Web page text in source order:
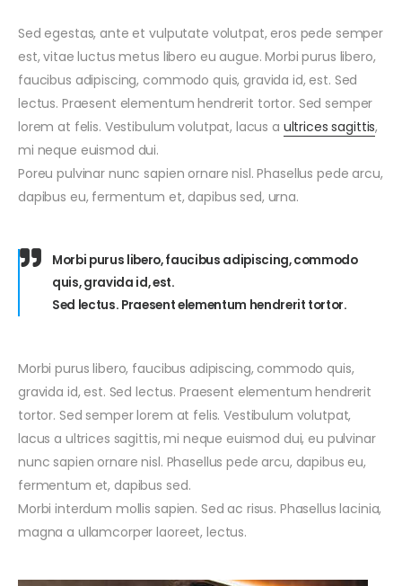
24X7
EMERGENCY
byJohn Doe
Sed egestas, ante et vulputate volutpat, eros pede semper
est, vitae luctus metus libero eu augue. Morbi purus libero,
faucibus adipiscing, commodo quis, gravida id, est. Sed
lectus. Praesent elementum hendrerit tortor. Sed semper
lorem at felis. Vestibulum volutpat, lacus a ultrices sagittis,
mi neque euismod dui.
Poreu pulvinar nunc sapien ornare nisl. Phasellus pede arcu,
dapibus eu, fermentum et, dapibus sed, urna.
Morbi purus libero, faucibus adipiscing, commodo
quis, gravida id, est.
Sed lectus. Praesent elementum hendrerit tortor.
Morbi purus libero, faucibus adipiscing, commodo quis,
gravida id, est. Sed lectus. Praesent elementum hendrerit
tortor. Sed semper lorem at felis. Vestibulum volutpat,
lacus a ultrices sagittis, mi neque euismod dui, eu pulvinar
nunc sapien ornare nisl. Phasellus pede arcu, dapibus eu,
fermentum et, dapibus sed.
Morbi interdum mollis sapien. Sed ac risus. Phasellus lacinia,
magna a ullamcorper laoreet, lectus.